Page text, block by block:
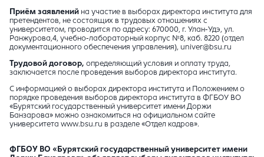
Приём заявлений на участие в выборах директора института для
претендентов, не состоящих в трудовых отношениях с
университетом, проводится по адресу: 670000, г. Улан-Удэ, ул.
Ранжурова,4, учебно-лабораторный корпус №8, каб. 8220 (отдел
документационного обеспечения управления), univer@bsu.ru
Трудовой договор, определяющий условия и оплату труда,
заключается после проведения выборов директора института.
С информацией о выборах директора института и Положением о
порядке проведения выборов директора института в ФГБОУ ВО
«Бурятский государственный университет имени Доржи
Банзарова» можно ознакомиться на официальном сайте
университета www.bsu.ru в разделе «Отдел кадров».
ФГБОУ ВО «Бурятский государственный университет имени